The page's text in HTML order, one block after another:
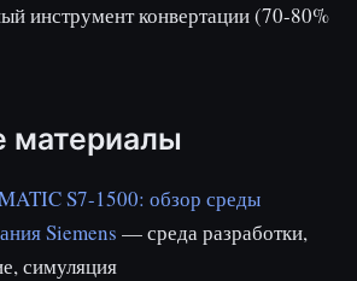
инструмент конвертации (70-80%
материалы
S7-1500: обзор среды
Siemens — среда разработки,
симуляция